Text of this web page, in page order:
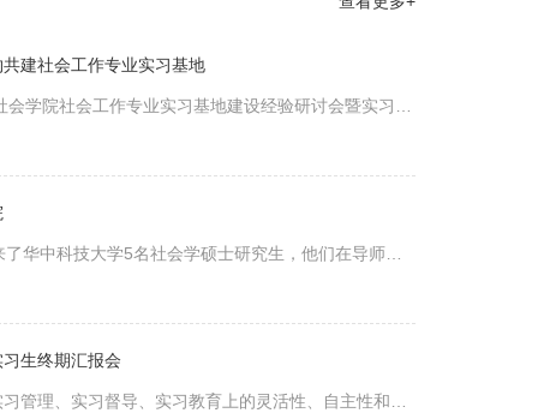
建社会工作专业实习基地
学院社会工作专业实习基地建设经验研讨会暨实习基
会议中心成功举办。
华中科技大学5名社会学硕士研究生，他们在导师王
院社工部和临床病区开展体验式学习。
生终期汇报会
管理、实习督导、实习教育上的灵活性、自主性和有